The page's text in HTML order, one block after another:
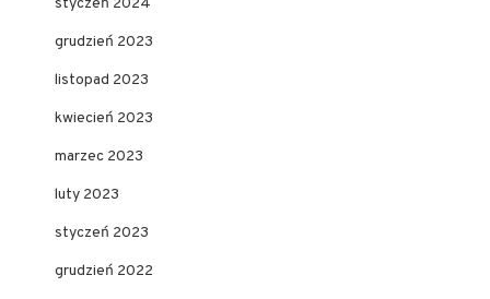
styczeń 2024
grudzień 2023
listopad 2023
kwiecień 2023
marzec 2023
luty 2023
styczeń 2023
grudzień 2022